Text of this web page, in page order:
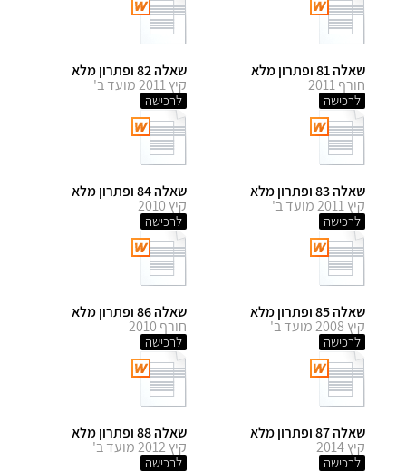
שאלה 81 ופתרון מלא
חורף 2011
לרכישה
שאלה 82 ופתרון מלא
קיץ 2011 מועד ב'
לרכישה
שאלה 83 ופתרון מלא
קיץ 2011 מועד ב'
לרכישה
שאלה 84 ופתרון מלא
קיץ 2010
לרכישה
שאלה 85 ופתרון מלא
קיץ 2008 מועד ב'
לרכישה
שאלה 86 ופתרון מלא
חורף 2010
לרכישה
שאלה 87 ופתרון מלא
קיץ 2014
לרכישה
שאלה 88 ופתרון מלא
קיץ 2012 מועד ב'
לרכישה